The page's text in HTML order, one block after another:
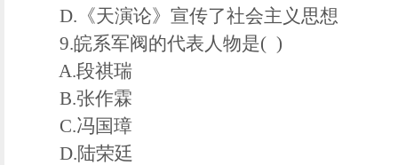
D.《天演论》宣传了社会主义思想
9.皖系军阀的代表人物是( )
A.段祺瑞
B.张作霖
C.冯国璋
D.陆荣廷